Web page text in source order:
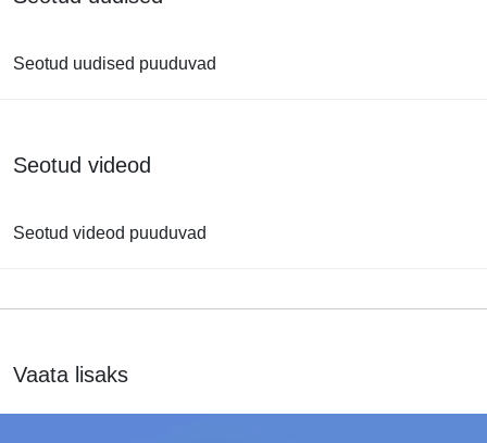
Seotud uudised puuduvad
Seotud videod
Seotud videod puuduvad
Vaata lisaks